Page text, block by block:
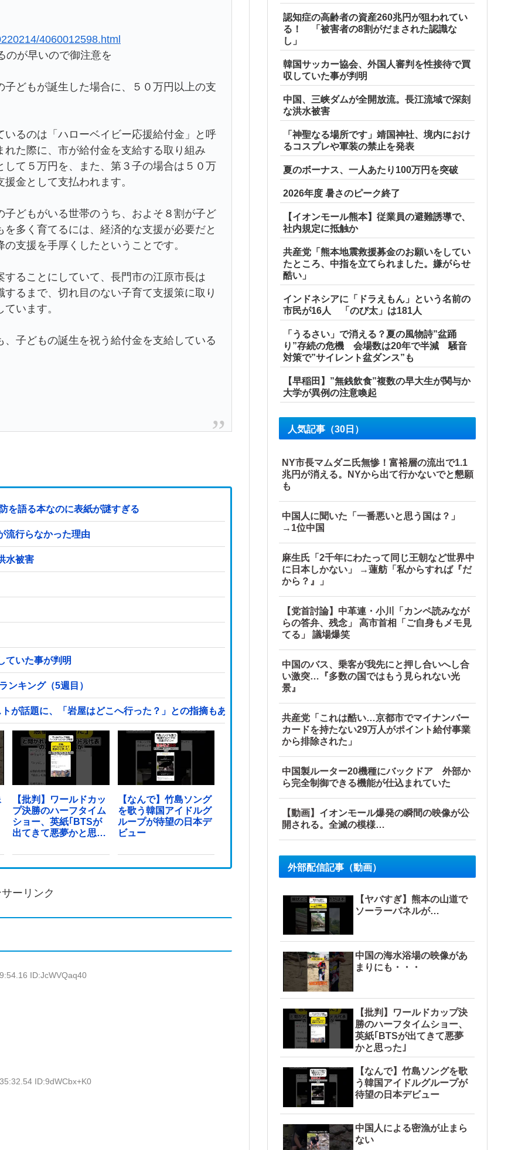
4060012598.html
が早いので御注意を
どもが誕生した場合に、５０万円以上の支
るのは「ハローベイビー応援給付金」と呼
た際に、市が給付金を支給する取り組み
て５万円を、また、第３子の場合は５０万
金として支払われます。
どもがいる世帯のうち、およそ８割が子ど
多く育てるには、経済的な支援が必要だと
支援を手厚くしたということです。
ることにしていて、長門市の江原市長は
るまで、切れ目のない子育て支援策に取り
います。
子どもの誕生を祝う給付金を支給している
を語る本なのに表紙が謎すぎる
流行らなかった理由
水被害
ていた事が判明
ンキング（5週目）
が話題に、「岩屋はどこへ行った？」との指摘もあるが……他
【批判】ワールドカッ
プ決勝のハーフタイム
ショー、英紙｢BTSが
出てきて悪夢かと思っ
【なんで】竹島ソング
を歌う韓国アイドルグ
ループが待望の日本デ
ビュー
ーリンク
ID:JcWVQaq40
ID:9dWCbx+K0
認知症の高齢者の資産260兆円が狙われてい
る！ 「被害者の8割がだまされた認識な
し」
韓国サッカー協会、外国人審判を性接待で買
収していた事が判明
中国、三峡ダムが全開放流。長江流域で深刻
な洪水被害
「神聖なる場所です」靖国神社、境内におけ
るコスプレや軍装の禁止を発表
夏のボーナス、一人あたり100万円を突破
2026年度 暑さのピーク終了
【イオンモール熊本】従業員の避難誘導で、
社内規定に抵触か
共産党「熊本地震救援募金のお願いをしてい
たところ、中指を立てられました。嫌がらせ
酷い」
インドネシアに「ドラえもん」という名前の
市民が16人 「のび太」は181人
「うるさい」で消える？夏の風物詩”盆踊
り”存続の危機 会場数は20年で半減 騒音
対策で”サイレント盆ダンス”も
【早稲田】”無銭飲食”複数の早大生が関与か
大学が異例の注意喚起
人気記事（30日）
NY市長マムダニ氏無惨！富裕層の流出で1.1
兆円が消える。NYから出て行かないでと懇願
も
中国人に聞いた「一番悪いと思う国は？」
→1位中国
麻生氏「2千年にわたって同じ王朝など世界中
に日本しかない」 →蓮舫「私からすれば『だ
から？』」
【党首討論】中革連・小川「カンペ読みなが
らの答弁、残念」 高市首相「ご自身もメモ見
てる」 議場爆笑
中国のバス、乗客が我先にと押し合いへし合
い激突…『多数の国ではもう見られない光
景』
共産党「これは酷い…京都市でマイナンバー
カードを持たない29万人がポイント給付事業
から排除された」
中国製ルーター20機種にバックドア 外部か
ら完全制御できる機能が仕込まれていた
【動画】イオンモール爆発の瞬間の映像が公
開される。全滅の模様…
外部配信記事（動画）
【ヤバすぎ】熊本の山道で
ソーラーパネルが…
中国の海水浴場の映像があ
まりにも・・・
【批判】ワールドカップ決
勝のハーフタイムショー、
英紙｢BTSが出てきて悪夢
かと思った｣
【なんで】竹島ソングを歌
う韓国アイドルグループが
待望の日本デビュー
中国人による密漁が止まら
ない